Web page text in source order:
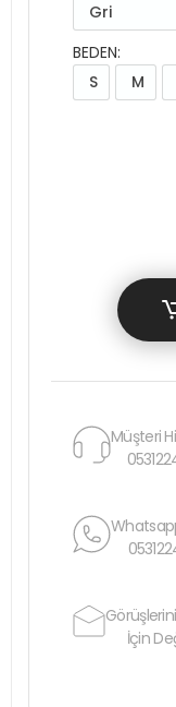
Gri
BEDEN:
S
M
Müşteri
İçin